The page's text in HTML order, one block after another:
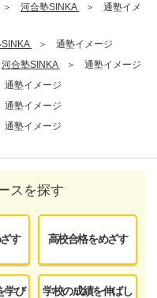
河合塾SINKA
通塾イメ
通塾イメージ
河合塾SINKA
通塾イメージ
通塾イメージ
通塾イメージ
通塾イメージ
スを探す
す 高校合格をめざす
学び
学校の成績を伸ばし